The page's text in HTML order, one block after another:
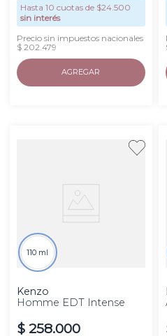
Hasta 10 cuotas de $24.500
sin interés
Precio sin impuestos nacionales
$ 202.479
AGREGAR
110 ml
Kenzo
Homme EDT Intense
$ 258.000